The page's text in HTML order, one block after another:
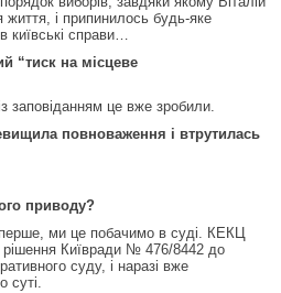
і припинилось будь-яке
київські справи…
“тиск на місцеве
заповіданням це вже зробили.
повноваження і втрутилась
приводу?
ми це побачимо в суді. КЕКЦ
Київради № 476/8442 до
суду, і наразі вже
суті.